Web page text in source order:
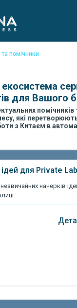
та помічники
для Вашого
помічників
які
з Китаєм в
для Private
начерків